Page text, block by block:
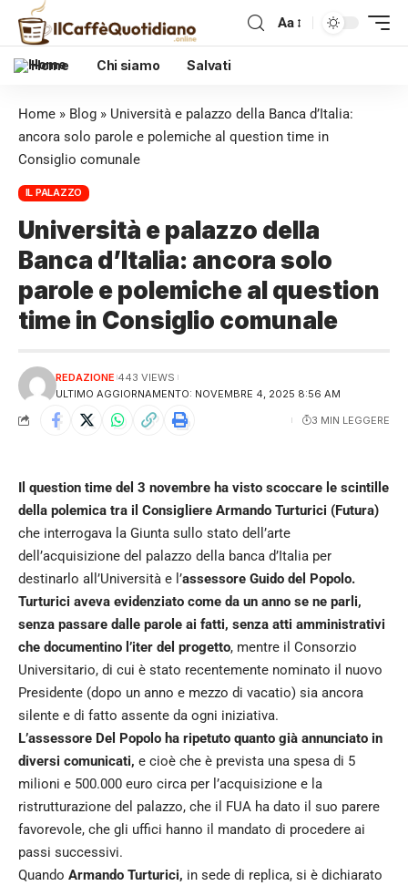
Aa
Home Chi siamo Salvati
Home » Blog » Università e palazzo della Banca d’Italia:
ancora solo parole e polemiche al question time in
Consiglio comunale
IL PALAZZO
Università e palazzo della
Banca d’Italia: ancora solo
parole e polemiche al question
time in Consiglio comunale
ULTIMO AGGIORNAMENTO: NOVEMBRE 4, 2025 8:56 AM
REDAZIONE 443 VIEWS
3 MIN LEGGERE
Il question time del 3 novembre ha visto scoccare le scintille
della polemica tra il Consigliere Armando Turturici (Futura)
che interrogava la Giunta sullo stato dell’arte
dell’acquisizione del palazzo della banca d’Italia per
destinarlo all’Università e l’assessore Guido del Popolo.
Turturici aveva evidenziato come da un anno se ne parli,
senza passare dalle parole ai fatti, senza atti amministrativi
che documentino l’iter del progetto, mentre il Consorzio
Universitario, di cui è stato recentemente nominato il nuovo
Presidente (dopo un anno e mezzo di vacatio) sia ancora
silente e di fatto assente da ogni iniziativa.
L’assessore Del Popolo ha ripetuto quanto già annunciato in
diversi comunicati, e cioè che è prevista una spesa di 5
milioni e 500.000 euro circa per l’acquisizione e la
ristrutturazione del palazzo, che il FUA ha dato il suo parere
favorevole, che gli uffici hanno il mandato di procedere ai
passi successivi.
Quando Armando Turturici, in sede di replica, si è dichiarato